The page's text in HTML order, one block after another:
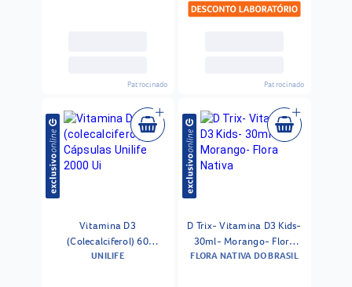
Patrocinado Patrocinado
Vitamina D3
(Colecalciferol) 60
Cápsulas Unilife 2000 Ui
UNILIFE
D Trix- Vitamina D3 Kids-
30ml- Morango- Flora
Nativa
FLORA NATIVA DO BRASIL